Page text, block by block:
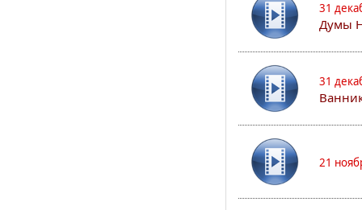
31
Думы
31
21